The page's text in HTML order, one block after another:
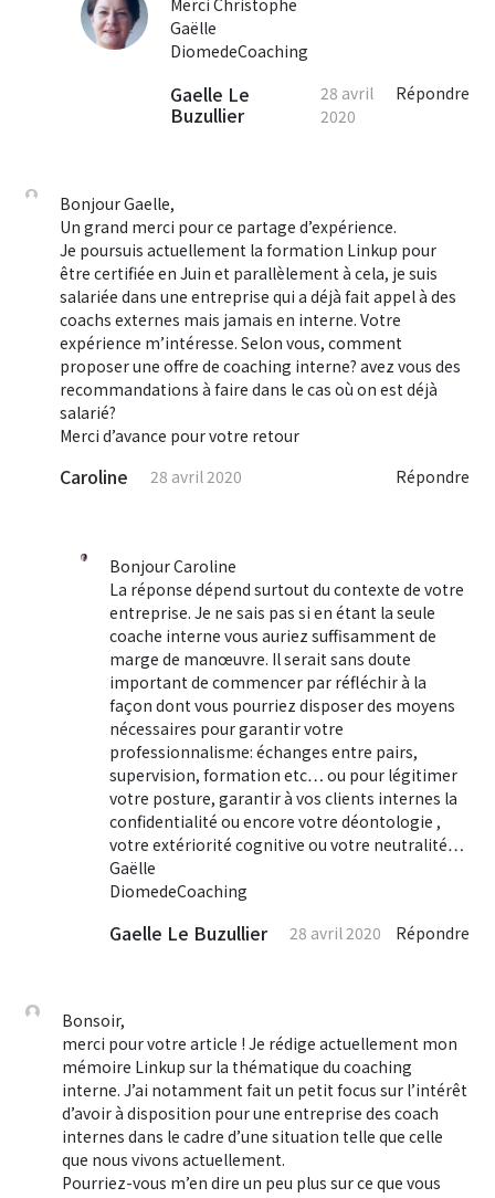
Gaëlle
DiomedeCoaching
Gaelle Le
Buzullier
28 avril
2020
Répondre
Bonjour Gaelle,
Un grand merci pour ce partage d’expérience.
Je poursuis actuellement la formation Linkup pour
être certifiée en Juin et parallèlement à cela, je suis
salariée dans une entreprise qui a déjà fait appel à des
coachs externes mais jamais en interne. Votre
expérience m’intéresse. Selon vous, comment
proposer une offre de coaching interne? avez vous des
recommandations à faire dans le cas où on est déjà
salarié?
Merci d’avance pour votre retour
Caroline 28 avril 2020 Répondre
Bonjour Caroline
La réponse dépend surtout du contexte de votre
entreprise. Je ne sais pas si en étant la seule
coache interne vous auriez suffisamment de
marge de manœuvre. Il serait sans doute
important de commencer par réfléchir à la
façon dont vous pourriez disposer des moyens
nécessaires pour garantir votre
professionnalisme: échanges entre pairs,
supervision, formation etc… ou pour légitimer
votre posture, garantir à vos clients internes la
confidentialité ou encore votre déontologie ,
votre extériorité cognitive ou votre neutralité…
Gaëlle
DiomedeCoaching
Gaelle Le Buzullier 28 avril 2020 Répondre
Bonsoir,
merci pour votre article ! Je rédige actuellement mon
mémoire Linkup sur la thématique du coaching
interne. J’ai notamment fait un petit focus sur l’intérêt
d’avoir à disposition pour une entreprise des coach
internes dans le cadre d’une situation telle que celle
que nous vivons actuellement.
Pourriez-vous m’en dire un peu plus sur ce que vous